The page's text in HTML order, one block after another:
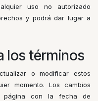
uso no autorizado
y podrá dar lugar a
los términos
o modificar estos
momento. Los cambios
página con la fecha de